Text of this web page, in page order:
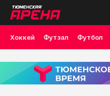
Хоккей Футзал Футбол
Лыжные гонки Волейбол
Скалолазание Велоспорт